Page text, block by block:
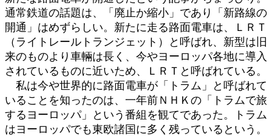
通常鉄道の話題は、「廃止か縮小」であり「新路線の
開通」はめずらしい。新たに走る路面電車は、ＬＲＴ
（ライトレールトランジェット）と呼ばれ、新型は旧
来のものより車輛は長く、今やヨーロッパ各地に導入
されているものに近いため、ＬＲＴと呼ばれている。
私は今や世界的に路面電車が「トラム」と呼ばれて
いることを知ったのは、一年前ＮＨＫの「トラムで旅
するヨーロッパ」という番組を観てであった。トラム
はヨーロッパでも東欧諸国に多く残っているという。